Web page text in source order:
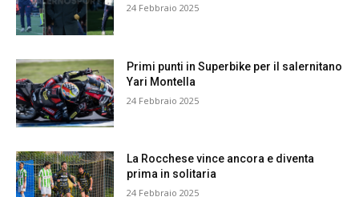
24 Febbraio 2025
Primi punti in Superbike per il salernitano
Yari Montella
24 Febbraio 2025
La Rocchese vince ancora e diventa
prima in solitaria
24 Febbraio 2025